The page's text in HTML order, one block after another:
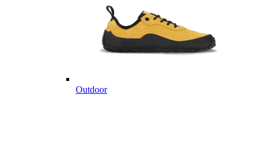
Outdoor